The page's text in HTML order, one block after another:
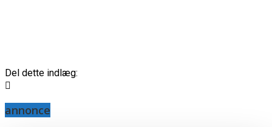
Del dette indlæg:
annonce